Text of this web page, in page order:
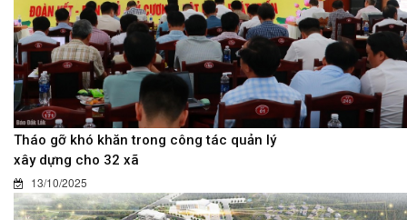
Tháo gỡ khó khăn trong công tác quản lý
xây dựng cho 32 xã
13/10/2025